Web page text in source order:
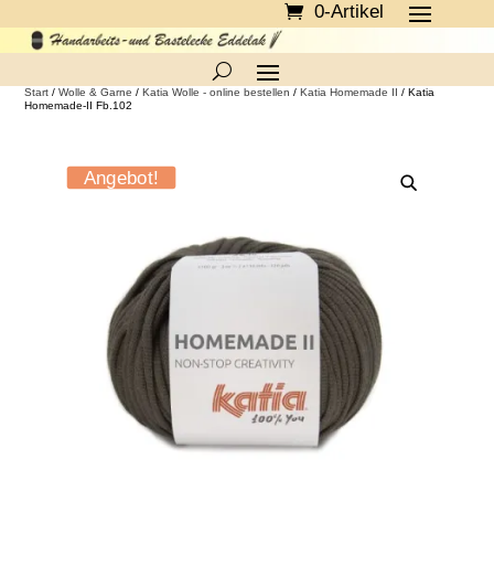
0-Artikel
Start /Wolle & Garne /Katia Wolle - online bestellen /Katia Homemade II / Katia
Homemade-II Fb.102
Angebot!